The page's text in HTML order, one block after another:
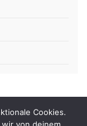
Cookies.